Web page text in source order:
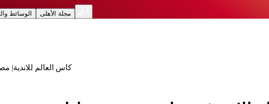
الوسائط مجلة الأهلى
كاس العالم للاندية|